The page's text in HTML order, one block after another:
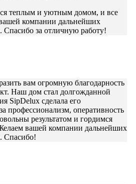
теплым и уютным домом, и все
компании дальнейших
Спасибо за отличную работу!
вам огромную благодарность
Наш дом стал долгожданной
SipDelux сделала его
профессионализм, оперативность
результатом и гордимся
вашей компании дальнейших
Спасибо!